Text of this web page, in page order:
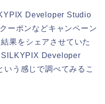
Developer Studio
ーポンなどキャンペーン
果をシェアさせていた
SILKYPIX Developer
う感じで調べてみるこ